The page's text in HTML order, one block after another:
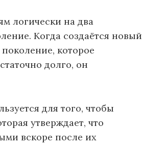
логически на два
Когда создаётся новый
которое
долго, он
для того, чтобы
утверждает, что
вскоре после их